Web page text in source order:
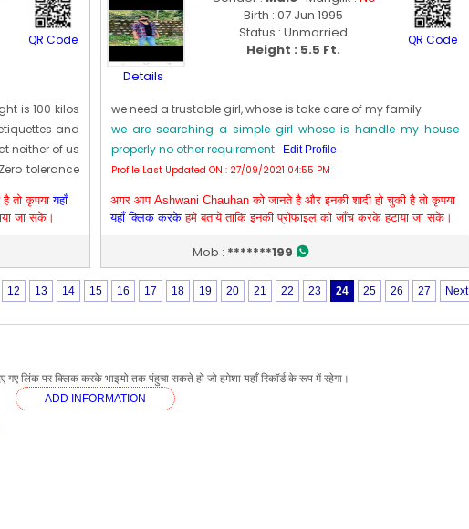
QR Code
is 100 kilos
and
neither of us
tolerance
and
Devender
Ltd,salary is
as a
business we
तो कृपयायहाँ
जा सके।
Details
Birth : 07 Jun 1995
Status : Unmarried
Height : 5.5 Ft.
QR Code
we need a trustable girl, whose is take care of my family
we are searching a simple girl whose is handle my house
properly no other requirement
Edit Profile
Profile Last Updated ON : 27/09/2021 04:55 PM
अगर आप Ashwani Chauhan को जानते है और इनकी शादी हो चुकी है तो कृपया
यहाँ क्लिक करकेहमे बताये ताकि इनकी प्रोफाइल को जाँच करके हटाया जा सके।
Mob : *******199
12 13 14 15 16 17 18 19 20 21 22 23 24 25 26 27 Next
गए लिंक पर क्लिक करके भाइयो तक पंहुचा सकते हो जो हमेशा यहाँ रिकॉर्ड के रूप में रहेगा।
ADD INFORMATION